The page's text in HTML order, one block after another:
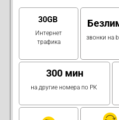
30GB
Интернет
трафика
звонки на
300 мин
на другие номера по РК